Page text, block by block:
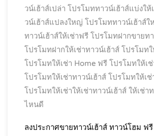
วน์เฮ้าส์เปล่า โปรโมททาวน์เฮ้าส์แบ่งให้
วน์เฮ้าส์แปลงใหญ่ โปรโมททาวน์เฮ้าส์ใ
ทาวน์เฮ้าส์ให้เช่าฟรี โปรโมทฝากขายท
โปรโมทฝากให้เช่าทาวน์เฮ้าส์ โปรโมท
โปรโมทให้เช่า Home ฟรี โปรโมทให้เ
โปรโมทให้เช่าทาวน์เฮ้าส์ โปรโมทให้เช่
โปรโมทให้เช่าให้เช่าทาวน์เฮ้าส์ ให้เช่า
ไหนดี
ลงประกาศขายทาวน์เฮ้าส์ ทาวน์โฮม ฟ